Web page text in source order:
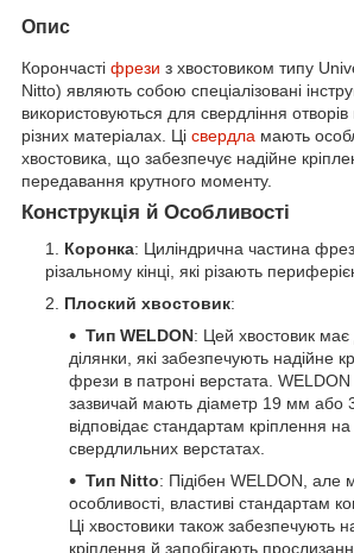
Опис
Корончасті фрези з хвостовиком типу
Nitto) являють собою спеціалізовані
використовуються для свердління
різних матеріалах. Ці свердла мають
хвостовика, що забезпечує надійне
передавання крутного моменту.
Конструкція й Особливості
Коронка: Циліндрична частина
різальному кінці, які різають
Плоский хвостовик:
Тип WELDON: Цей хвостовик має
ділянки, які забезпечують надійне
фрези в патроні верстата. WELDON
зазвичай мають діаметр 19 мм
відповідає стандартам кріплення на
свердлильних верстатах.
Тип Nitto: Підібен WELDON, але
особливості, властиві стандартам
Ці хвостовики також забезпечують
кріплення й запобігають